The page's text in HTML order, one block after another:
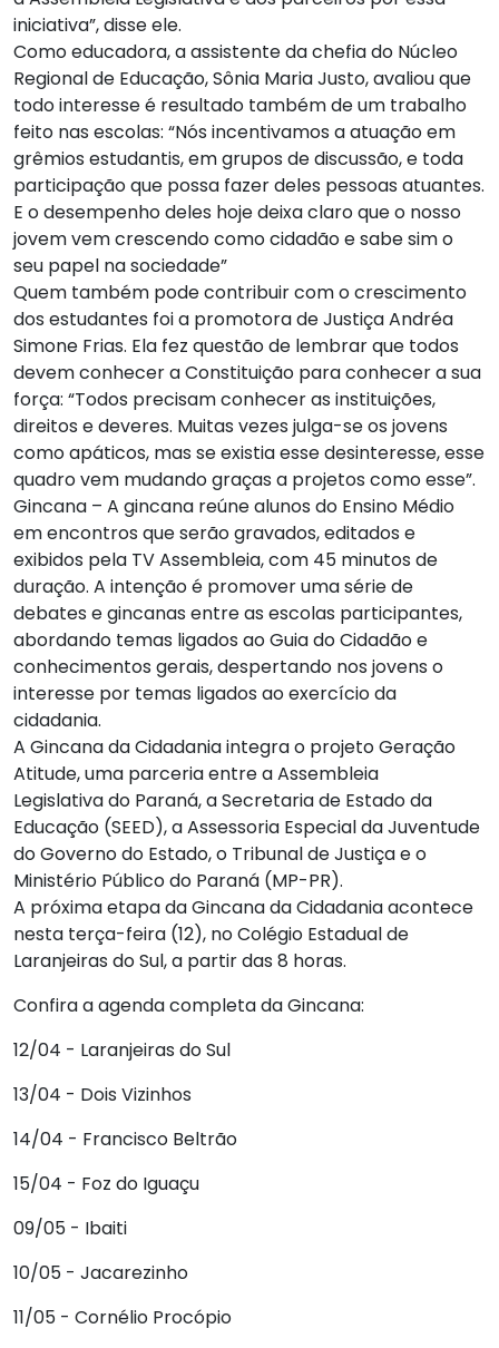
iniciativa”, disse ele.
Como educadora, a assistente da chefia do Núcleo
Regional de Educação, Sônia Maria Justo, avaliou que
todo interesse é resultado também de um trabalho
feito nas escolas: “Nós incentivamos a atuação em
grêmios estudantis, em grupos de discussão, e toda
participação que possa fazer deles pessoas atuantes.
E o desempenho deles hoje deixa claro que o nosso
jovem vem crescendo como cidadão e sabe sim o
seu papel na sociedade”
Quem também pode contribuir com o crescimento
dos estudantes foi a promotora de Justiça Andréa
Simone Frias. Ela fez questão de lembrar que todos
devem conhecer a Constituição para conhecer a sua
força: “Todos precisam conhecer as instituições,
direitos e deveres. Muitas vezes julga-se os jovens
como apáticos, mas se existia esse desinteresse, esse
quadro vem mudando graças a projetos como esse”.
Gincana – A gincana reúne alunos do Ensino Médio
em encontros que serão gravados, editados e
exibidos pela TV Assembleia, com 45 minutos de
duração. A intenção é promover uma série de
debates e gincanas entre as escolas participantes,
abordando temas ligados ao Guia do Cidadão e
conhecimentos gerais, despertando nos jovens o
interesse por temas ligados ao exercício da
cidadania.
A Gincana da Cidadania integra o projeto Geração
Atitude, uma parceria entre a Assembleia
Legislativa do Paraná, a Secretaria de Estado da
Educação (SEED), a Assessoria Especial da Juventude
do Governo do Estado, o Tribunal de Justiça e o
Ministério Público do Paraná (MP-PR).
A próxima etapa da Gincana da Cidadania acontece
nesta terça-feira (12), no Colégio Estadual de
Laranjeiras do Sul, a partir das 8 horas.
Confira a agenda completa da Gincana:
12/04 - Laranjeiras do Sul
13/04 - Dois Vizinhos
14/04 - Francisco Beltrão
15/04 - Foz do Iguaçu
09/05 - Ibaiti
10/05 - Jacarezinho
11/05 - Cornélio Procópio